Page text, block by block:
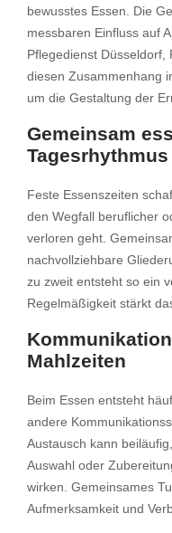
bewusstes Essen. Die
messbaren Einfluss auf
Pflegedienst Düsseldorf,
diesen Zusammenhang
um die Gestaltung der
Gemeinsam
Tagesrhythmus
Feste Essenszeiten
den Wegfall beruflicher
verloren geht.
nachvollziehbare
zu zweit entsteht so ein
Regelmäßigkeit stärkt
Mahlzeiten
Beim Essen entsteht
andere
Austausch kann
Auswahl oder
wirken. Gemeinsames
Aufmerksamkeit und